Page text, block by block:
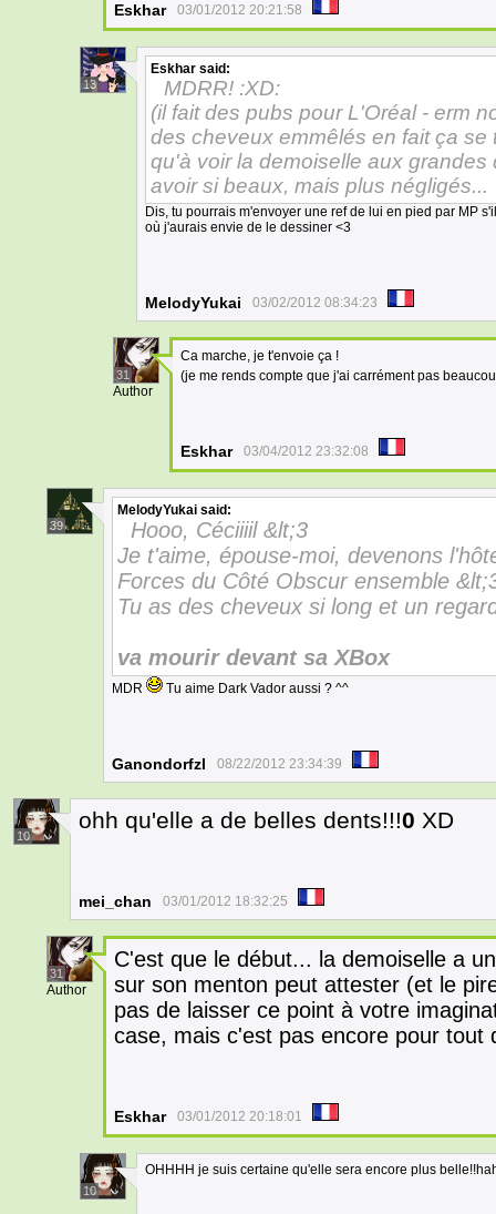
Eskhar 03/01/2012 20:21:58
13
Eskhar said:
MDRR! :XD:
(il fait des pubs pour L'Oréal - erm
des cheveux emmêlés en fait ça
qu'à voir la demoiselle aux
avoir si beaux, mais plus
Dis, tu pourrais m'envoyer une ref de lui en pied par MP
où j'aurais envie de le dessiner <3
MelodyYukai 03/02/2012 08:34:23
31
Author
Ca marche, je t'envoie ça !
(je me rends compte que j'ai carrément pas
Eskhar 03/04/2012 23:32:08
39
MelodyYukai said:
Hooo, Céciiiil &lt;3
Je t'aime, épouse-moi, devenons
Forces du Côté Obscur ensemble
Tu as des cheveux si long et un
va mourir devant sa XBox
MDR Tu aime Dark Vador aussi ? ^^
Ganondorfzl 08/22/2012 23:34:39
10
ohh qu'elle a de belles dents!!!0 XD
mei_chan 03/01/2012 18:32:25
31
Author
C'est que le début... la demoiselle a
sur son menton peut attester (et le
pas de laisser ce point à votre
case, mais c'est pas encore pour tout
Eskhar 03/01/2012 20:18:01
10
OHHHH je suis certaine qu'elle sera encore plus